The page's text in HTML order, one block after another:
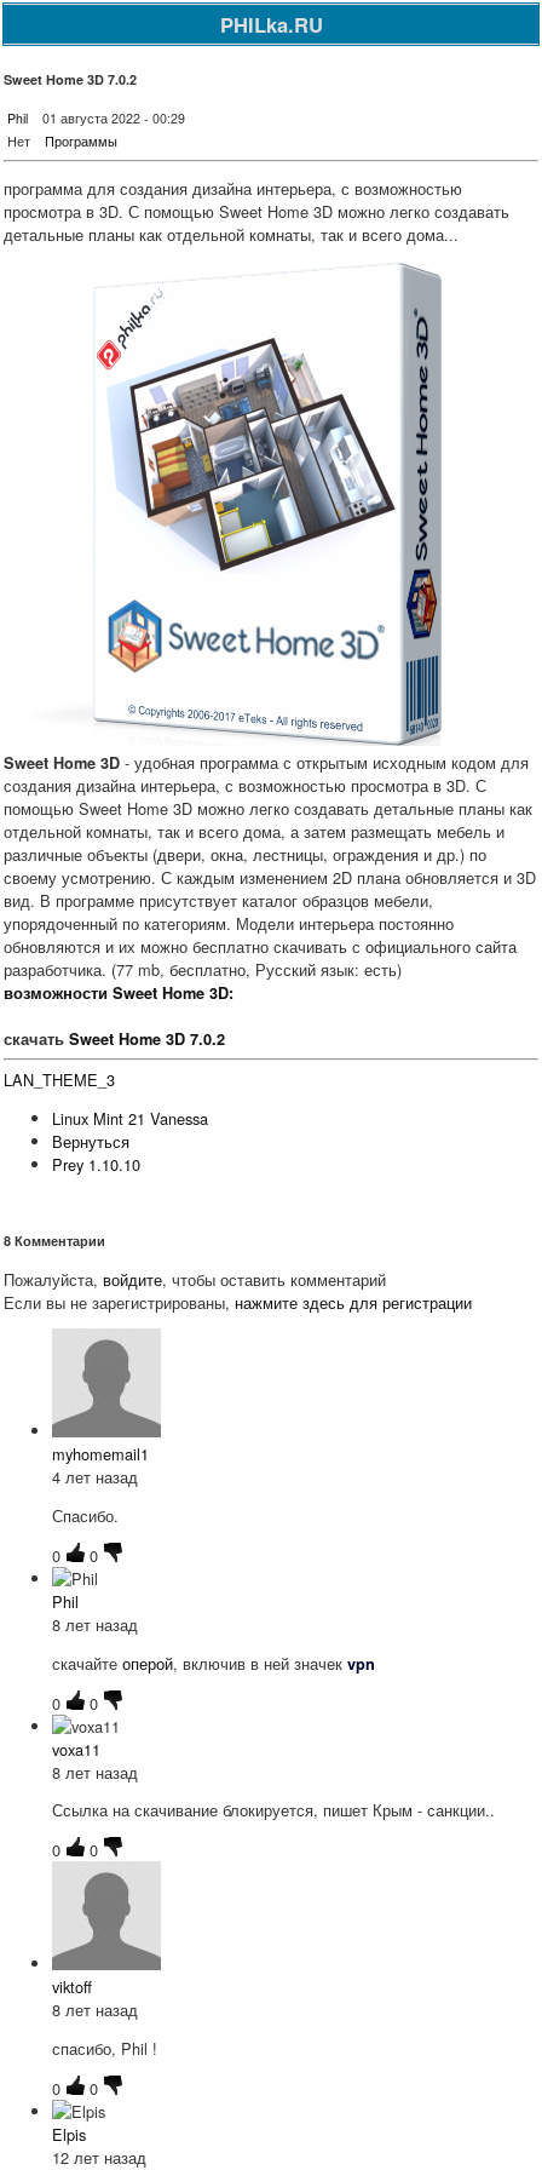
PHILka.RU
Sweet Home 3D 7.0.2
Phil
01 августа 2022 - 00:29
Нет
Программы
программа для создания дизайна интерьера, с возможностью
просмотра в 3D. С помощью Sweet Home 3D можно легко создавать
детальные планы как отдельной комнаты, так и всего дома...
Sweet Home 3D - удобная программа с открытым исходным кодом для
создания дизайна интерьера, с возможностью просмотра в 3D. С
помощью Sweet Home 3D можно легко создавать детальные планы как
отдельной комнаты, так и всего дома, а затем размещать мебель и
различные объекты (двери, окна, лестницы, ограждения и др.) по
своему усмотрению. С каждым изменением 2D плана обновляется и 3D
вид. В программе присутствует каталог образцов мебели,
упорядоченный по категориям. Модели интерьера постоянно
обновляются и их можно бесплатно скачивать с официального сайта
разработчика. (77 mb, бесплатно, Русский язык: есть)
возможности Sweet Home 3D:
скачать Sweet Home 3D 7.0.2
LAN_THEME_3
Linux Mint 21 Vanessa
Вернуться
Prey 1.10.10
8 Комментарии
Пожалуйста, войдите, чтобы оставить комментарий
Если вы не зарегистрированы, нажмите здесь для регистрации
myhomemail1
4 лет назад
Спасибо.
0
0
Phil
8 лет назад
скачайте оперой, включив в ней значек vpn
0
0
voxa11
8 лет назад
Ссылка на скачивание блокируется, пишет Крым - санкции..
0
0
viktoff
8 лет назад
спасибо, Phil !
0
0
Elpis
12 лет назад